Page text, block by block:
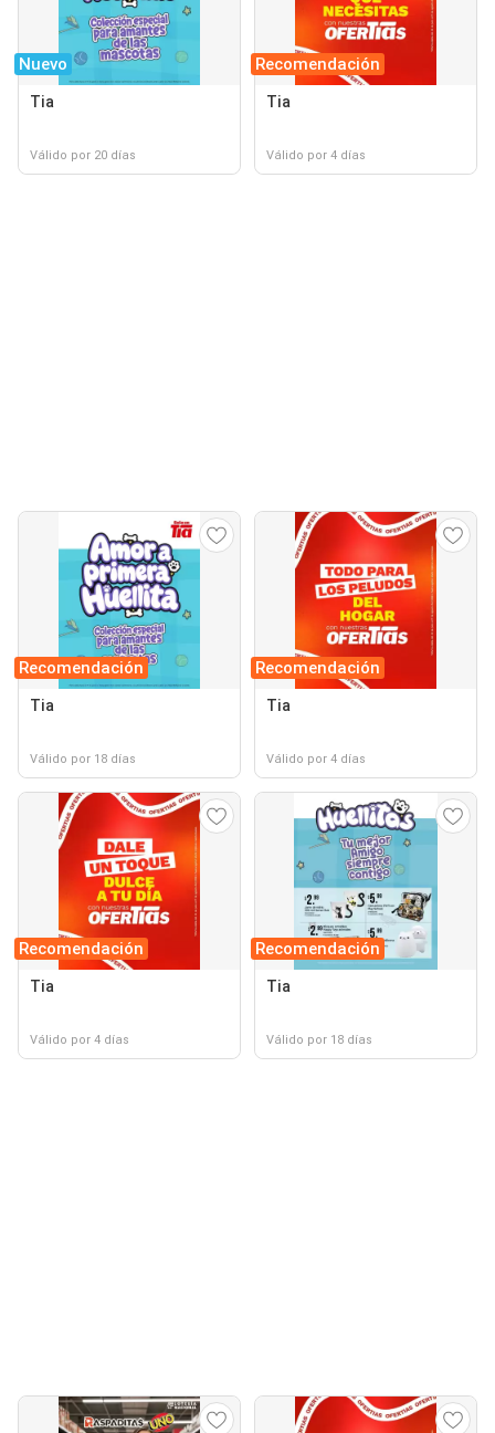
Nuevo
Tia
Válido por 20 días
Recomendación
Tia
Válido por 4 días
Recomendación
Tia
Válido por 18 días
Recomendación
Tia
Válido por 4 días
Recomendación
Tia
Válido por 4 días
Recomendación
Tia
Válido por 18 días